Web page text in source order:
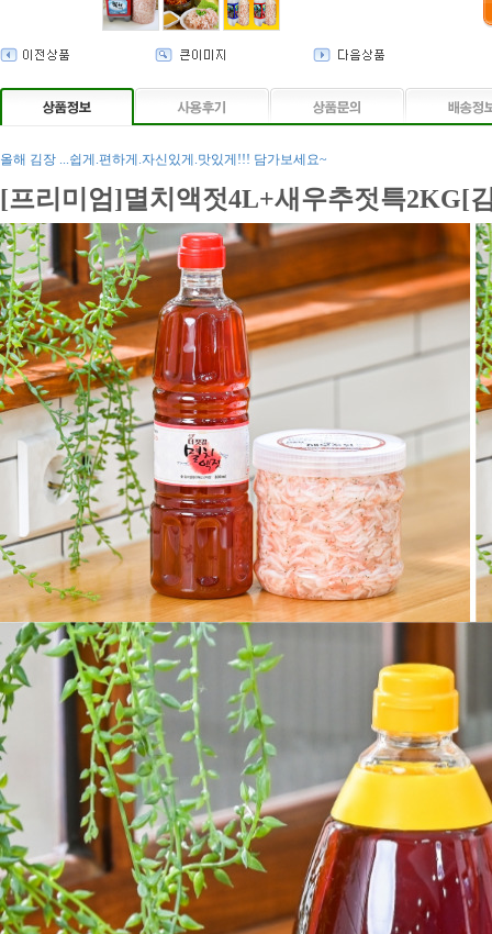
올해 김장 ...쉽게.편하게.자신있게.맛있게!!! 담가보세요~
[프리미엄]멸치액젓4L+새우추젓특2KG[